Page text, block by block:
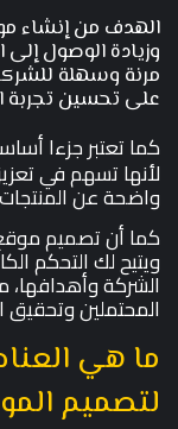
الهدف من إنشاء
وزيادة الوصول
مرنة وسهلة
على تحسين تجربة
كما تعتبر جزءا
لأنها تسهم في
واضحة عن
كما أن تصميم
ويتيح لك التحكم
الشركة
المحتملين وتحقيق
ما هي
لتصميم